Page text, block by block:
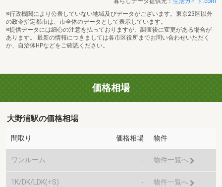
※行政機関により公表していない地域及びデータがございます。東京23区以外
の政令指定都市は、市全体のデータとして表示しています。
※提供データには細心の注意を払っておりますが、調査後に変更がある場合が
あります。 最新の情報につきましては各市区役所までお問い合わせいただく
か、自治体HPなどをご確認ください。
価格相場
大野浦駅の価格相場
間取り 価格相場 物件
ワンルーム - 物件一覧へ
1K/DK/LDK(+S) - 物件一覧へ